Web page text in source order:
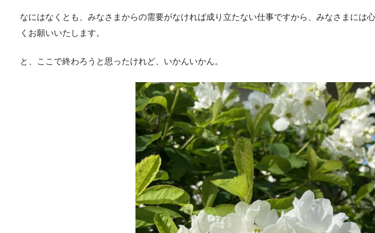
なにはなくとも、みなさまからの需要がなければ成り立たない仕事ですから、みなさまに
くお願いいたします。
と、ここで終わろうと思ったけれど、いかんいかん。